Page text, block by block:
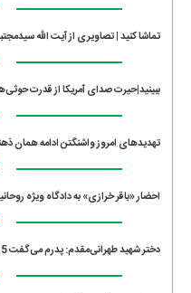
تماشا کنید | تصاویری از آیت الله
ببینید|حیرت صدای آمریکا از قدرت
تهدیدهای امروز واشنگتن ادامه همان
احضار «باقر خرازی» به دادگاه ویژه
دختر شهید طهرانی‌مقدم: پدرم می‌گفت 15 سال بعد همه می‌فهمند چه کرده‌ایم